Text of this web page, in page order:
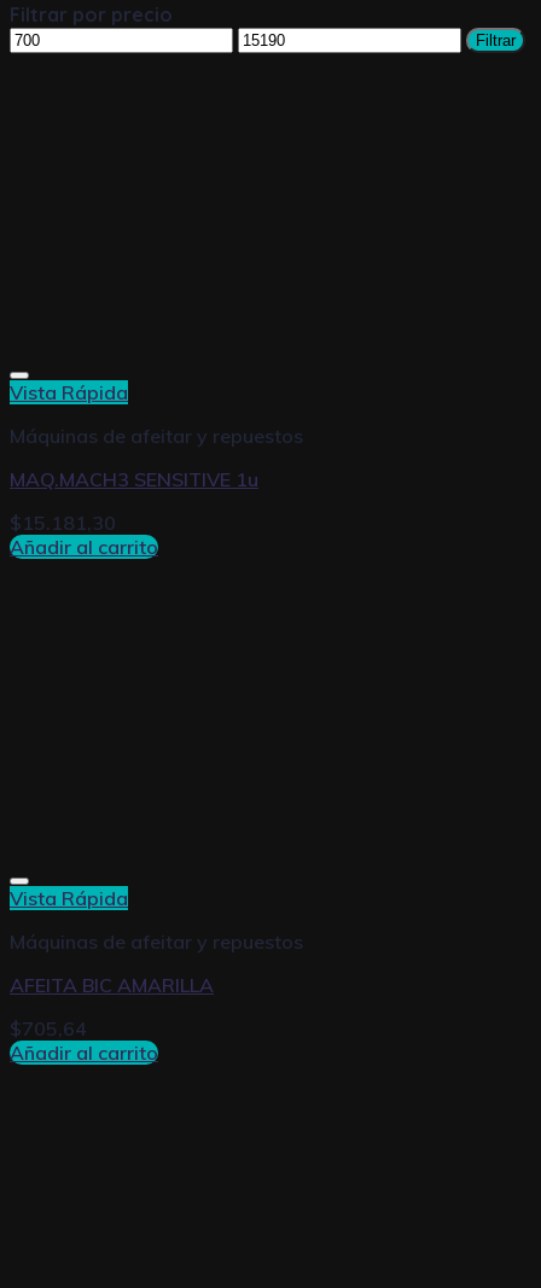
Filtrar por precio
Filtrar
Vista Rápida
Máquinas de afeitar y repuestos
MAQ.MACH3 SENSITIVE 1u
$ 15.181,30
Añadir al carrito
Vista Rápida
Máquinas de afeitar y repuestos
AFEITA BIC AMARILLA
$705,64
Añadir al carrito